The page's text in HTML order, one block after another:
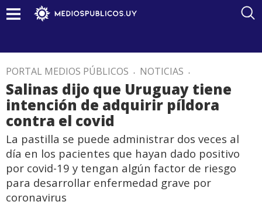
PORTAL MEDIOS PÚBLICOS . NOTICIAS .
Salinas dijo que Uruguay tiene
intención de adquirir píldora
contra el covid
La pastilla se puede administrar dos veces al
día en los pacientes que hayan dado positivo
por covid-19 y tengan algún factor de riesgo
para desarrollar enfermedad grave por
coronavirus